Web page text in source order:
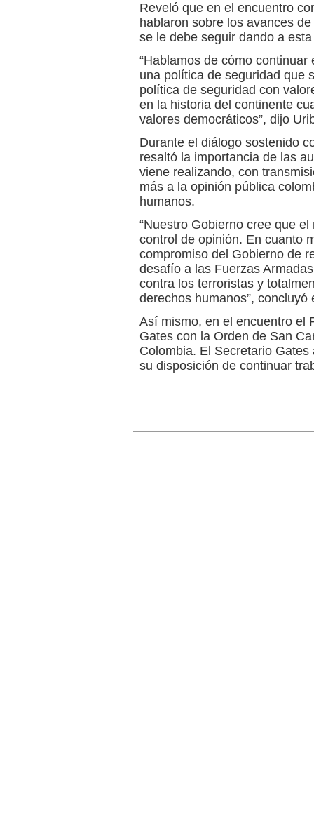
Reveló que en el encuentro
hablaron sobre los avances
se le debe seguir dando a
“Hablamos de cómo
una política de seguridad que
política de seguridad con
en la historia del continente
valores democráticos”, dijo
Durante el diálogo sostenido
resaltó la importancia de las
viene realizando, con
más a la opinión pública
humanos.
“Nuestro Gobierno cree que
control de opinión. En cuanto
compromiso del Gobierno de
desafío a las Fuerzas
contra los terroristas y
derechos humanos”, concluyó
Así mismo, en el encuentro el
Gates con la Orden de San
Colombia. El Secretario
su disposición de continuar